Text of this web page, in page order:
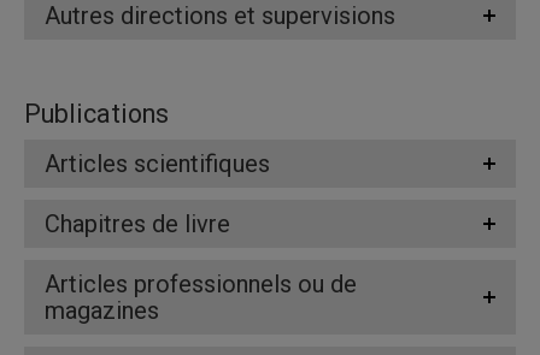
Autres directions et supervisions
Publications
Articles scientifiques
Chapitres de livre
Articles professionnels ou de
magazines